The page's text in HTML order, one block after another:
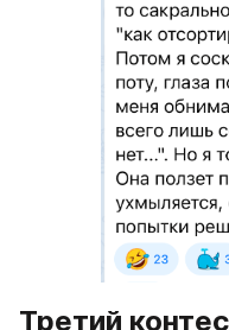
Третий